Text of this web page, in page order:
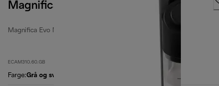
Magnifica Evo Next
Magnifica Evo Next
ECAM310.60.GB
Farge:Grå og svart